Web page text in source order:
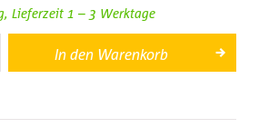
Lieferzeit 1 – 3 Werktage
In den Warenkorb